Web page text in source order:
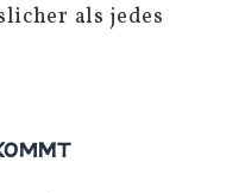
als jedes